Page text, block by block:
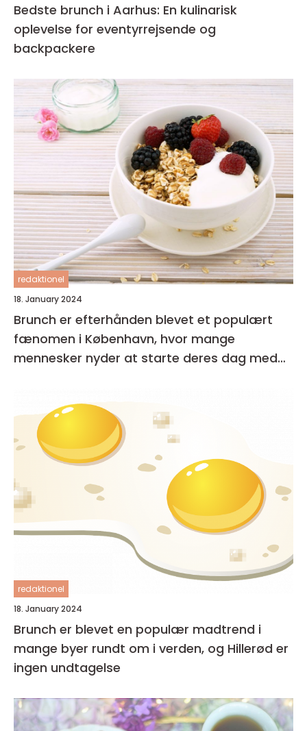
Bedste brunch i Aarhus: En kulinarisk
oplevelse for eventyrrejsende og
backpackere
redaktionel
18. January 2024
Brunch er efterhånden blevet et populært
fænomen i København, hvor mange
mennesker nyder at starte deres dag med
redaktionel
18. January 2024
Brunch er blevet en populær madtrend i
mange byer rundt om i verden, og Hillerød er
ingen undtagelse